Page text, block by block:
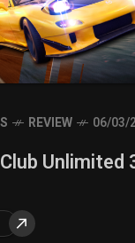
REVIEW 06/03/